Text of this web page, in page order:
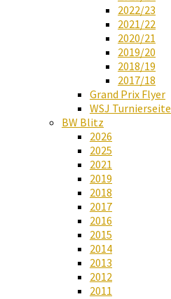
2022/23
2021/22
2020/21
2019/20
2018/19
2017/18
Grand Prix Flyer
WSJ Turnierseite
BW Blitz
2026
2025
2021
2019
2018
2017
2016
2015
2014
2013
2012
2011